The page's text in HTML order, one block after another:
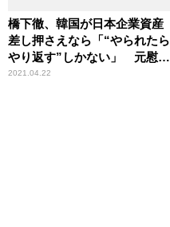
橋下徹、韓国が日本企業資産
差し押さえなら「“やられたら
やり返す”しかない」 元慰安
婦の請求却下で持論
2021.04.22